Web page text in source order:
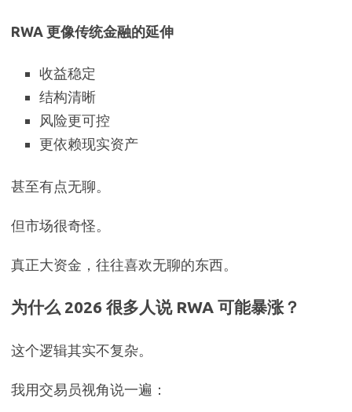
RWA 更像传统金融的延伸
收益稳定
结构清晰
风险更可控
更依赖现实资产
甚至有点无聊。
但市场很奇怪。
真正大资金，往往喜欢无聊的东西。
为什么 2026 很多人说 RWA 可能暴涨？
这个逻辑其实不复杂。
我用交易员视角说一遍：